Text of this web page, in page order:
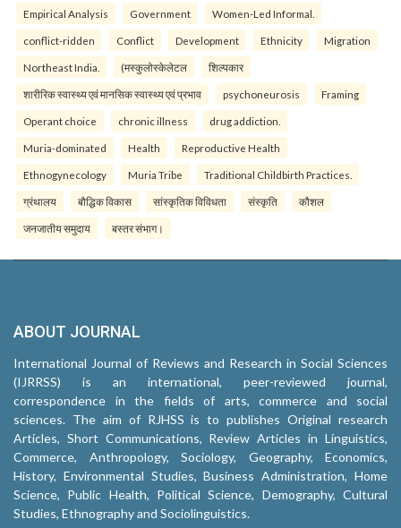
Empirical Analysis Government Women-Led Informal.
conflict-ridden Conflict Development Ethnicity Migration
Northeast India. (मस्कुलोस्केलेटल शिल्पकार
शारीरिक स्वास्थ्य एवं मानसिक स्वास्थ्य एवं प्रभाव psychoneurosis Framing
Operant choice chronic illness drug addiction.
Muria-dominated Health Reproductive Health
Ethnogynecology Muria Tribe Traditional Childbirth Practices.
ग्रंथालय बौद्धिक विकास सांस्कृतिक विविधता संस्कृति कौशल
जनजातीय समुदाय बस्तर संभाग।
ABOUT JOURNAL
International Journal of Reviews and Research in Social Sciences
(IJRRSS) is an international, peer-reviewed journal,
correspondence in the fields of arts, commerce and social
sciences. The aim of RJHSS is to publishes Original research
Articles, Short Communications, Review Articles in Linguistics,
Commerce, Anthropology, Sociology, Geography, Economics,
History, Environmental Studies, Business Administration, Home
Science, Public Health, Political Science, Demography, Cultural
Studies, Ethnography and Sociolinguistics.